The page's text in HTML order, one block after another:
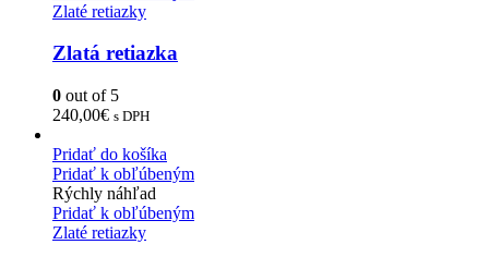
Zlaté retiazky
Zlatá retiazka
0 out of 5
240,00€ s DPH
Pridať do košíka
Pridať k obľúbeným
Rýchly náhľad
Pridať k obľúbeným
Zlaté retiazky